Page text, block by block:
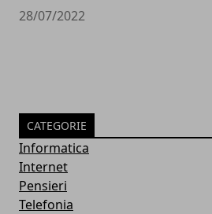
28/07/2022
CATEGORIE
Informatica
Internet
Pensieri
Telefonia